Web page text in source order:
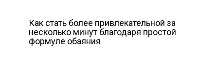
Как стать более привлекательной за
несколько минут благодаря простой
формуле обаяния